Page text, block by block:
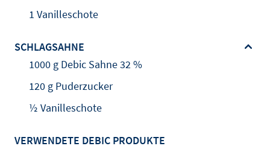
1 Vanilleschote
SCHLAGSAHNE
1000 g Debic Sahne 32 %
120 g Puderzucker
½ Vanilleschote
VERWENDETE DEBIC PRODUKTE